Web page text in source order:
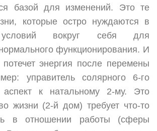
базой для изменений. Это те
которые остро нуждаются в
условий вокруг себя для
функционирования. И
энергия после перемены
управитель солярного 6-го
к натальному 2-му. Это
жизни (2-й дом) требует что-то
в отношении работы (сферы